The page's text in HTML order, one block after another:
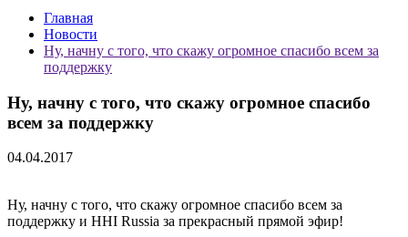
Главная
Новости
Ну, начну с того, что скажу огромное спасибо всем за
поддержку
Ну, начну с того, что скажу огромное спасибо
всем за поддержку
04.04.2017
Ну, начну с того, что скажу огромное спасибо всем за
поддержку и HHI Russia за прекрасный прямой эфир!